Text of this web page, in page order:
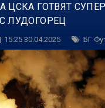
ЦСКА ГОТВЯТ
ЛУДОГОРЕЦ
15:25 30.04.2025 БГ